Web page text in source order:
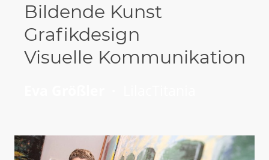
Bildende Kunst
Grafikdesign
Visuelle Kommunikation